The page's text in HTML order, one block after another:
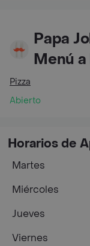
Papa
Menú
Pizza
Abierto
Horarios de
Martes
Miércoles
Jueves
Viernes